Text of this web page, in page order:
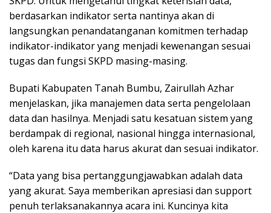
berdasarkan indikator serta nantinya akan di
langsungkan penandatanganan komitmen terhadap
indikator-indikator yang menjadi kewenangan sesuai
tugas dan fungsi SKPD masing-masing.
Bupati Kabupaten Tanah Bumbu, Zairullah Azhar
menjelaskan, jika manajemen data serta pengelolaan
data dan hasilnya. Menjadi satu kesatuan sistem yang
berdampak di regional, nasional hingga internasional,
oleh karena itu data harus akurat dan sesuai indikator.
“Data yang bisa pertanggungjawabkan adalah data
yang akurat. Saya memberikan apresiasi dan support
penuh terlaksanakannya acara ini. Kuncinya kita